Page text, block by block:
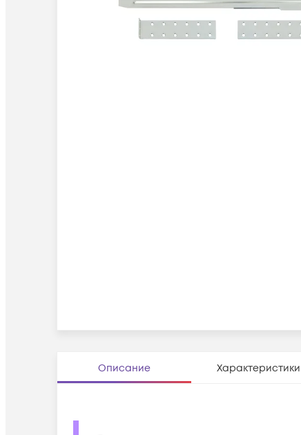
Описание Характеристики